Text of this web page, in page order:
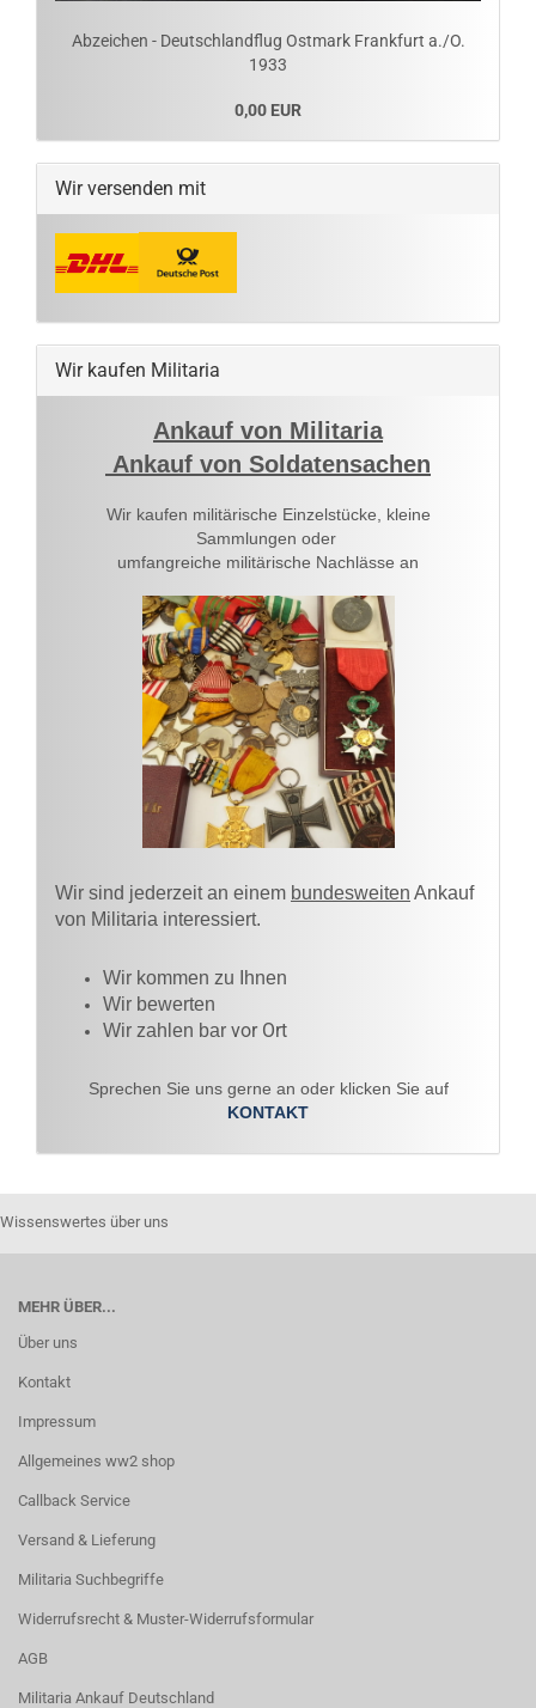
Abzeichen - Deutschlandflug Ostmark Frankfurt a./O.
1933
0,00 EUR
Wir versenden mit
Wir kaufen Militaria
Ankauf von Militaria
Ankauf von Soldatensachen
Wir kaufen militärische Einzelstücke, kleine
Sammlungen oder
umfangreiche militärische Nachlässe an
Wir sind jederzeit an einem bundesweiten Ankauf
von Militaria interessiert.
Wir kommen zu Ihnen​
Wir bewerten
Wir zahlen bar vor Ort
Sprechen Sie uns gerne an oder klicken Sie auf
KONTAKT
Wissenswertes über uns
MEHR ÜBER...
Über uns
Kontakt
Impressum
Allgemeines ww2 shop
Callback Service
Versand & Lieferung
Militaria Suchbegriffe
Widerrufsrecht & Muster-Widerrufsformular
AGB
Militaria Ankauf Deutschland